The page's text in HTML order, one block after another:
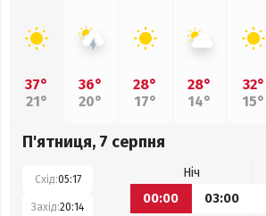
37°
21°
36°
20°
28°
17°
28°
14°
32°
15°
П'ятниця, 7 серпня
Схід:05:17
Захід:20:14
Ніч
00:00
03:00